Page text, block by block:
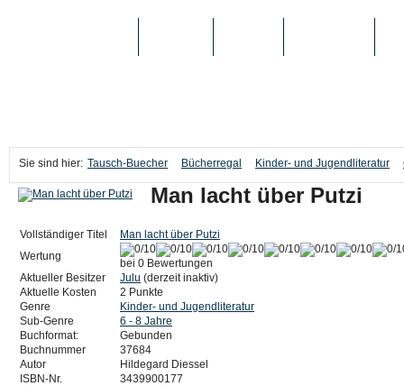
Sie sind hier: Tausch-Buecher Bücherregal Kinder- und Jugendliteratur
Man lacht über Putzi
Vollständiger Titel
Man lacht über Putzi
Wertung
bei 0 Bewertungen
Aktueller Besitzer
Julu (derzeit inaktiv)
Aktuelle Kosten
2 Punkte
Genre
Kinder- und Jugendliteratur
Sub-Genre
6 - 8 Jahre
Buchformat:
Gebunden
Buchnummer
37684
Autor
Hildegard Diessel
ISBN-Nr.
3439900177